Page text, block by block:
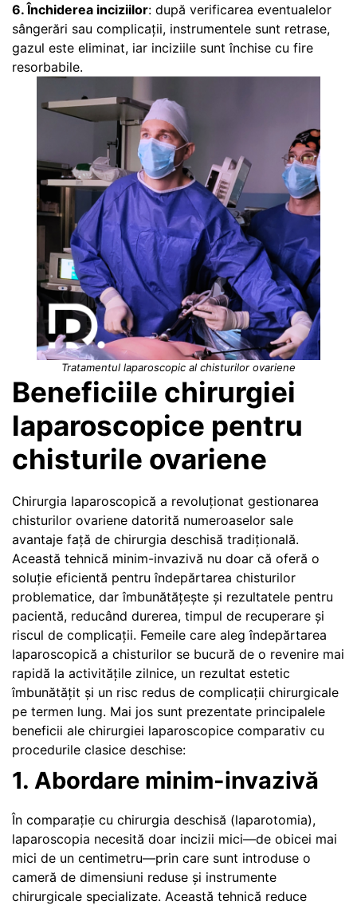
6. Închiderea inciziilor: după verificarea eventualelor
sângerări sau complicații, instrumentele sunt retrase,
gazul este eliminat, iar inciziile sunt închise cu fire
resorbabile.
Tratamentul laparoscopic al chisturilor ovariene
Beneficiile chirurgiei
laparoscopice pentru
chisturile ovariene
Chirurgia laparoscopică a revoluționat gestionarea
chisturilor ovariene datorită numeroaselor sale
avantaje față de chirurgia deschisă tradițională.
Această tehnică minim-invazivă nu doar că oferă o
soluție eficientă pentru îndepărtarea chisturilor
problematice, dar îmbunătățește și rezultatele pentru
pacientă, reducând durerea, timpul de recuperare și
riscul de complicații. Femeile care aleg îndepărtarea
laparoscopică a chisturilor se bucură de o revenire mai
rapidă la activitățile zilnice, un rezultat estetic
îmbunătățit și un risc redus de complicații chirurgicale
pe termen lung. Mai jos sunt prezentate principalele
beneficii ale chirurgiei laparoscopice comparativ cu
procedurile clasice deschise:
1. Abordare minim-invazivă
În comparație cu chirurgia deschisă (laparotomia),
laparoscopia necesită doar incizii mici—de obicei mai
mici de un centimetru—prin care sunt introduse o
cameră de dimensiuni reduse și instrumente
chirurgicale specializate. Această tehnică reduce